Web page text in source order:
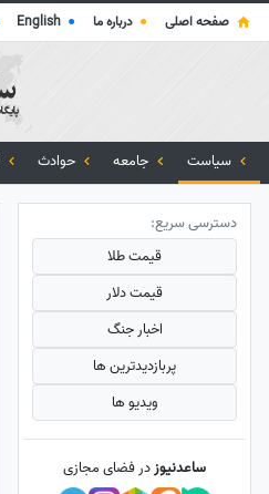
صفحه اصلی ● درباره ما ●
English
سیاست جامعه حوادث
دسترسی سریع:
قیمت طلا
قیمت دلار
اخبار جنگ
پربازدید‌ترین ها
ویدیو ها
ساعدنیوزدر فضای مجازی